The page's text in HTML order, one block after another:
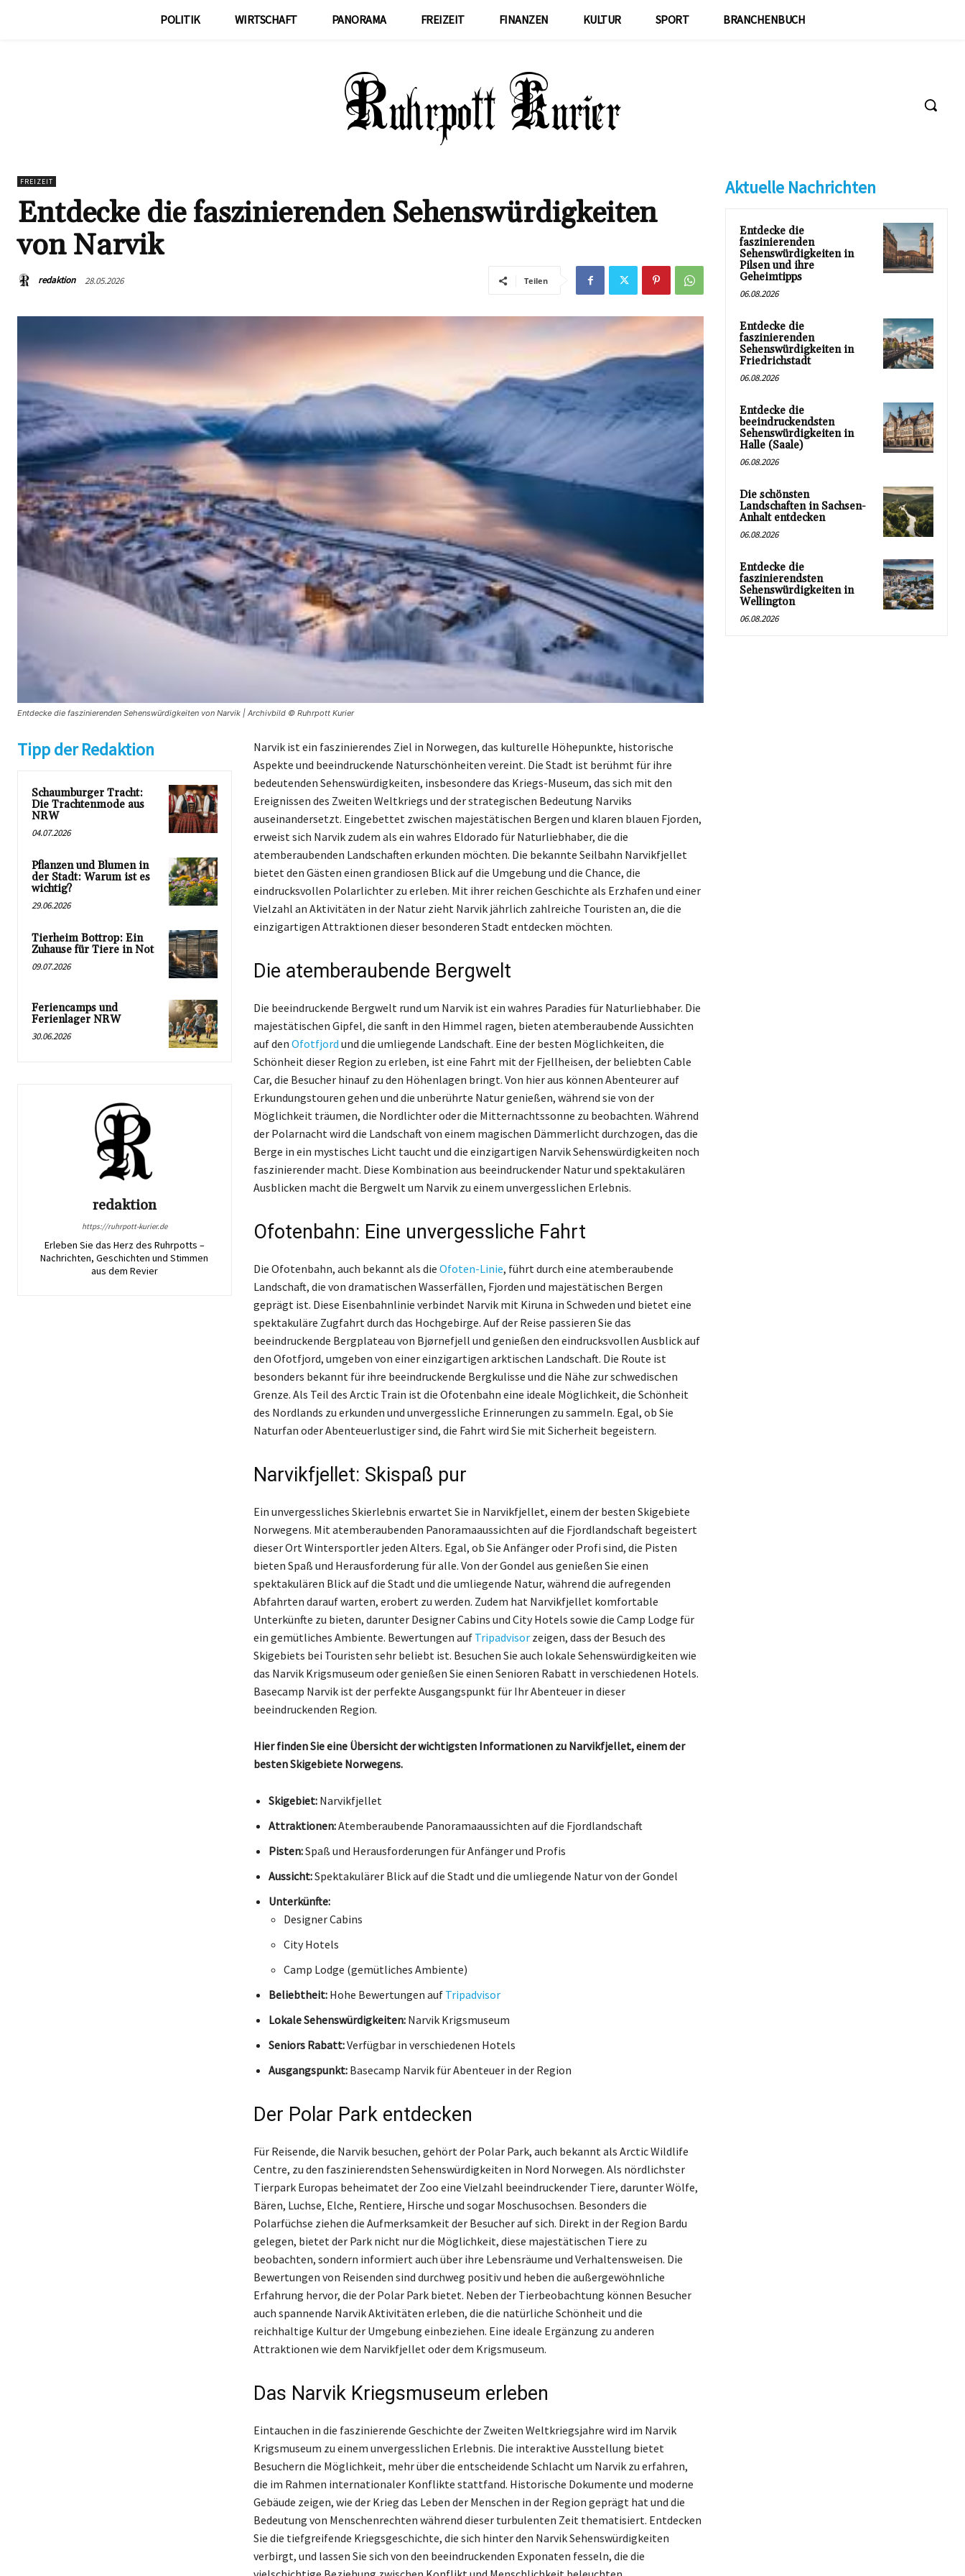
POLITIK WIRTSCHAFT PANORAMA FREIZEIT FINANZEN KULTUR SPORT BRANCHENBUCH
FREIZEIT
Entdecke die faszinierenden Sehenswürdigkeiten
von Narvik
redaktion 28.05.2026 Teilen
Entdecke die faszinierenden Sehenswürdigkeiten von Narvik | Archivbild © Ruhrpott Kurier
Tipp der Redaktion
Schaumburger Tracht:
Die Trachtenmode aus
NRW
04.07.2026
Pflanzen und Blumen in
der Stadt: Warum ist es
wichtig?
29.06.2026
Tierheim Bottrop: Ein
Zuhause für Tiere in Not
09.07.2026
Feriencamps und
Ferienlager NRW
30.06.2026
redaktion
https://ruhrpott-kurier.de
Erleben Sie das Herz des Ruhrpotts –
Nachrichten, Geschichten und Stimmen
aus dem Revier
Narvik ist ein faszinierendes Ziel in Norwegen, das kulturelle Höhepunkte, historische
Aspekte und beeindruckende Naturschönheiten vereint. Die Stadt ist berühmt für ihre
bedeutenden Sehenswürdigkeiten, insbesondere das Kriegs-Museum, das sich mit den
Ereignissen des Zweiten Weltkriegs und der strategischen Bedeutung Narviks
auseinandersetzt. Eingebettet zwischen majestätischen Bergen und klaren blauen Fjorden,
erweist sich Narvik zudem als ein wahres Eldorado für Naturliebhaber, die die
atemberaubenden Landschaften erkunden möchten. Die bekannte Seilbahn Narvikfjellet
bietet den Gästen einen grandiosen Blick auf die Umgebung und die Chance, die
eindrucksvollen Polarlichter zu erleben. Mit ihrer reichen Geschichte als Erzhafen und einer
Vielzahl an Aktivitäten in der Natur zieht Narvik jährlich zahlreiche Touristen an, die die
einzigartigen Attraktionen dieser besonderen Stadt entdecken möchten.
Die atemberaubende Bergwelt
Die beeindruckende Bergwelt rund um Narvik ist ein wahres Paradies für Naturliebhaber. Die
majestätischen Gipfel, die sanft in den Himmel ragen, bieten atemberaubende Aussichten
auf den Ofotfjord und die umliegende Landschaft. Eine der besten Möglichkeiten, die
Schönheit dieser Region zu erleben, ist eine Fahrt mit der Fjellheisen, der beliebten Cable
Car, die Besucher hinauf zu den Höhenlagen bringt. Von hier aus können Abenteurer auf
Erkundungstouren gehen und die unberührte Natur genießen, während sie von der
Möglichkeit träumen, die Nordlichter oder die Mitternachtssonne zu beobachten. Während
der Polarnacht wird die Landschaft von einem magischen Dämmerlicht durchzogen, das die
Berge in ein mystisches Licht taucht und die einzigartigen Narvik Sehenswürdigkeiten noch
faszinierender macht. Diese Kombination aus beeindruckender Natur und spektakulären
Ausblicken macht die Bergwelt um Narvik zu einem unvergesslichen Erlebnis.
Ofotenbahn: Eine unvergessliche Fahrt
Die Ofotenbahn, auch bekannt als die Ofoten-Linie, führt durch eine atemberaubende
Landschaft, die von dramatischen Wasserfällen, Fjorden und majestätischen Bergen
geprägt ist. Diese Eisenbahnlinie verbindet Narvik mit Kiruna in Schweden und bietet eine
spektakuläre Zugfahrt durch das Hochgebirge. Auf der Reise passieren Sie das
beeindruckende Bergplateau von Bjørnefjell und genießen den eindrucksvollen Ausblick auf
den Ofotfjord, umgeben von einer einzigartigen arktischen Landschaft. Die Route ist
besonders bekannt für ihre beeindruckende Bergkulisse und die Nähe zur schwedischen
Grenze. Als Teil des Arctic Train ist die Ofotenbahn eine ideale Möglichkeit, die Schönheit
des Nordlands zu erkunden und unvergessliche Erinnerungen zu sammeln. Egal, ob Sie
Naturfan oder Abenteuerlustiger sind, die Fahrt wird Sie mit Sicherheit begeistern.
Narvikfjellet: Skispaß pur
Ein unvergessliches Skierlebnis erwartet Sie in Narvikfjellet, einem der besten Skigebiete
Norwegens. Mit atemberaubenden Panoramaaussichten auf die Fjordlandschaft begeistert
dieser Ort Wintersportler jeden Alters. Egal, ob Sie Anfänger oder Profi sind, die Pisten
bieten Spaß und Herausforderung für alle. Von der Gondel aus genießen Sie einen
spektakulären Blick auf die Stadt und die umliegende Natur, während die aufregenden
Abfahrten darauf warten, erobert zu werden. Zudem hat Narvikfjellet komfortable
Unterkünfte zu bieten, darunter Designer Cabins und City Hotels sowie die Camp Lodge für
ein gemütliches Ambiente. Bewertungen auf Tripadvisorzeigen, dass der Besuch des
Skigebiets bei Touristen sehr beliebt ist. Besuchen Sie auch lokale Sehenswürdigkeiten wie
das Narvik Krigsmuseum oder genießen Sie einen Senioren Rabatt in verschiedenen Hotels.
Basecamp Narvik ist der perfekte Ausgangspunkt für Ihr Abenteuer in dieser
beeindruckenden Region.
Hier finden Sie eine Übersicht der wichtigsten Informationen zu Narvikfjellet, einem der
besten Skigebiete Norwegens.
Skigebiet:Narvikfjellet
Attraktionen:Atemberaubende Panoramaaussichten auf die Fjordlandschaft
Pisten:Spaß und Herausforderungen für Anfänger und Profis
Aussicht:Spektakulärer Blick auf die Stadt und die umliegende Natur von der Gondel
Unterkünfte:
Designer Cabins
City Hotels
Camp Lodge (gemütliches Ambiente)
Beliebtheit:Hohe Bewertungen auf Tripadvisor
Lokale Sehenswürdigkeiten:Narvik Krigsmuseum
Seniors Rabatt:Verfügbar in verschiedenen Hotels
Ausgangspunkt:Basecamp Narvik für Abenteuer in der Region
Der Polar Park entdecken
Für Reisende, die Narvik besuchen, gehört der Polar Park, auch bekannt als Arctic Wildlife
Centre, zu den faszinierendsten Sehenswürdigkeiten in Nord Norwegen. Als nördlichster
Tierpark Europas beheimatet der Zoo eine Vielzahl beeindruckender Tiere, darunter Wölfe,
Bären, Luchse, Elche, Rentiere, Hirsche und sogar Moschusochsen. Besonders die
Polarfüchse ziehen die Aufmerksamkeit der Besucher auf sich. Direkt in der Region Bardu
gelegen, bietet der Park nicht nur die Möglichkeit, diese majestätischen Tiere zu
beobachten, sondern informiert auch über ihre Lebensräume und Verhaltensweisen. Die
Bewertungen von Reisenden sind durchweg positiv und heben die außergewöhnliche
Erfahrung hervor, die der Polar Park bietet. Neben der Tierbeobachtung können Besucher
auch spannende Narvik Aktivitäten erleben, die die natürliche Schönheit und die
reichhaltige Kultur der Umgebung einbeziehen. Eine ideale Ergänzung zu anderen
Attraktionen wie dem Narvikfjellet oder dem Krigsmuseum.
Das Narvik Kriegsmuseum erleben
Eintauchen in die faszinierende Geschichte der Zweiten Weltkriegsjahre wird im Narvik
Krigsmuseum zu einem unvergesslichen Erlebnis. Die interaktive Ausstellung bietet
Besuchern die Möglichkeit, mehr über die entscheidende Schlacht um Narvik zu erfahren,
die im Rahmen internationaler Konflikte stattfand. Historische Dokumente und moderne
Gebäude zeigen, wie der Krieg das Leben der Menschen in der Region geprägt hat und die
Bedeutung von Menschenrechten während dieser turbulenten Zeit thematisiert. Entdecken
Sie die tiefgreifende Kriegsgeschichte, die sich hinter den Narvik Sehenswürdigkeiten
verbirgt, und lassen Sie sich von den beeindruckenden Exponaten fesseln, die die
Aktuelle Nachrichten
Entdecke die
faszinierenden
Sehenswürdigkeiten in
Pilsen und ihre
Geheimtipps
06.08.2026
Entdecke die
faszinierenden
Sehenswürdigkeiten in
Friedrichstadt
06.08.2026
Entdecke die
beeindruckendsten
Sehenswürdigkeiten in
Halle (Saale)
06.08.2026
Die schönsten
Landschaften in Sachsen-
Anhalt entdecken
06.08.2026
Entdecke die
faszinierendsten
Sehenswürdigkeiten in
Wellington
06.08.2026